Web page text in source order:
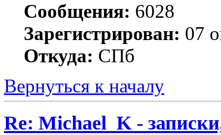
Сообщения: 6028
Зарегистрирован: 07
Откуда: СПб
Вернуться к началу
Re: Michael_K -